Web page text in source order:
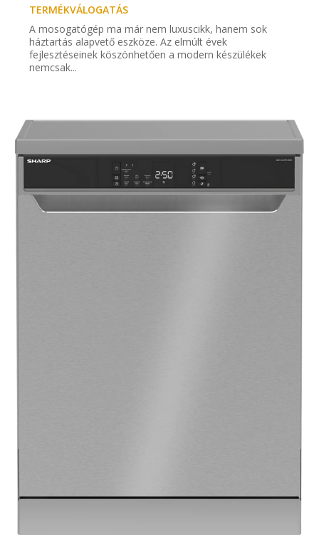
TERMÉKVÁLOGATÁS
A mosogatógép ma már nem luxuscikk, hanem sok
háztartás alapvető eszköze. Az elmúlt évek
fejlesztéseinek köszönhetően a modern készülékek
nemcsak...